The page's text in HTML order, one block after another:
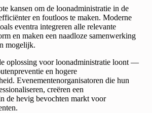
kansen om de loonadministratie in de
en foutloos te maken. Moderne
eventra integreren alle relevante
en maken een naadloze samenwerking
mogelijk.
oplossing voor loonadministratie loont —
en hogere
Evenementenorganisatoren die hun
creëren een
de hevig bevochten markt voor